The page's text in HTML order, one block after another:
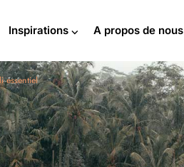
Inspirations ⌵ A propos de nous
essentiel